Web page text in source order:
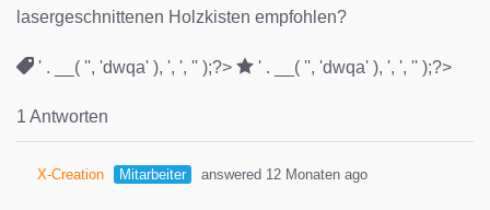
lasergeschnittenen Holzkisten empfohlen?
' . __( '', 'dwqa' ), ', ', '' );?> ' . __( '', 'dwqa' ), ', ', '' );?>
1 Antworten
X-Creation Mitarbeiter answered 12 Monaten ago